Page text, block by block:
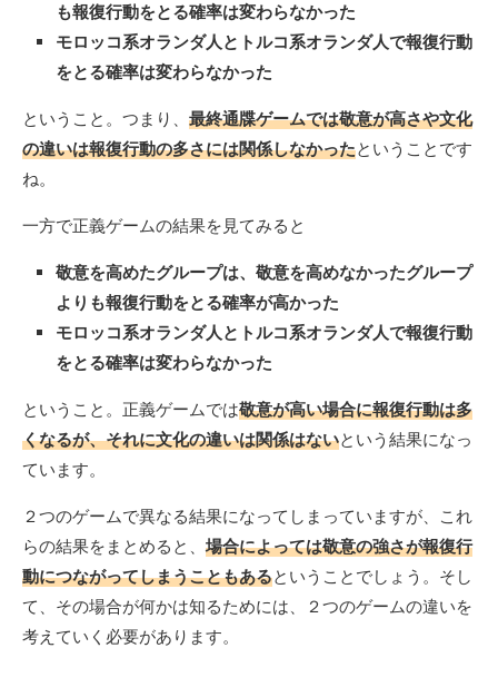
も報復行動をとる確率は変わらなかった
モロッコ系オランダ人とトルコ系オランダ人で報復行動
をとる確率は変わらなかった
ということ。つまり、 最終通牒ゲームでは敬意が高さや文化
の違いは報復行動の多さには関係しなかったということです
ね。
一方で正義ゲームの結果を見てみると
敬意を高めたグループは、敬意を高めなかったグループ
よりも報復行動をとる確率が高かった
モロッコ系オランダ人とトルコ系オランダ人で報復行動
をとる確率は変わらなかった
ということ。正義ゲームでは敬意が高い場合に報復行動は多
くなるが、それに文化の違いは関係はないという結果になっ
ています。
２つのゲームで異なる結果になってしまっていますが、これ
らの結果をまとめると、場合によっては敬意の強さが報復行
動につながってしまうこともあるということでしょう。そし
て、その場合が何かは知るためには、２つのゲームの違いを
考えていく必要があります。